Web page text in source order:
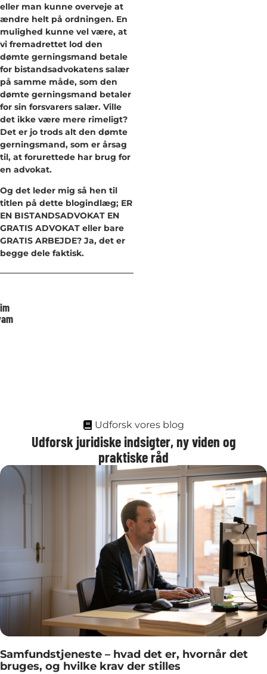
eller man kunne overveje at
ændre helt på ordningen. En
mulighed kunne vel være, at
vi fremadrettet lod den
dømte gerningsmand betale
for bistandsadvokatens salær
på samme måde, som den
dømte gerningsmand betaler
for sin forsvarers salær. Ville
det ikke være mere rimeligt?
Det er jo trods alt den dømte
gerningsmand, som er årsag
til, at forurettede har brug for
en advokat.
Og det leder mig så hen til
titlen på dette blogindlæg; ER
EN BISTANDSADVOKAT EN
GRATIS ADVOKAT eller bare
GRATIS ARBEJDE? Ja, det er
begge dele faktisk.
Udforsk vores blog
Udforsk juridiske indsigter, ny viden og
praktiske råd
Samfundstjeneste – hvad det er, hvornår det
bruges, og hvilke krav der stilles